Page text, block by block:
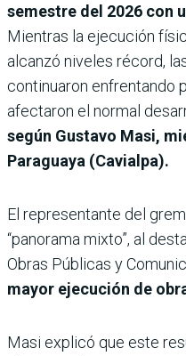
semestre del 2026 con
Mientras la ejecución
alcanzó niveles récord,
continuaron enfrentando
afectaron el normal
según Gustavo Masi,
Paraguaya (Cavialpa).
El representante del
“panorama mixto”, al
Obras Públicas y
mayor ejecución de
Masi explicó que este